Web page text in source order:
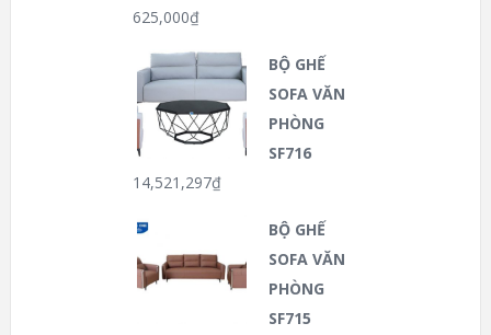
625,000₫
BỘ GHẾ
SOFA VĂN
PHÒNG
SF716
14,521,297₫
BỘ GHẾ
SOFA VĂN
PHÒNG
SF715